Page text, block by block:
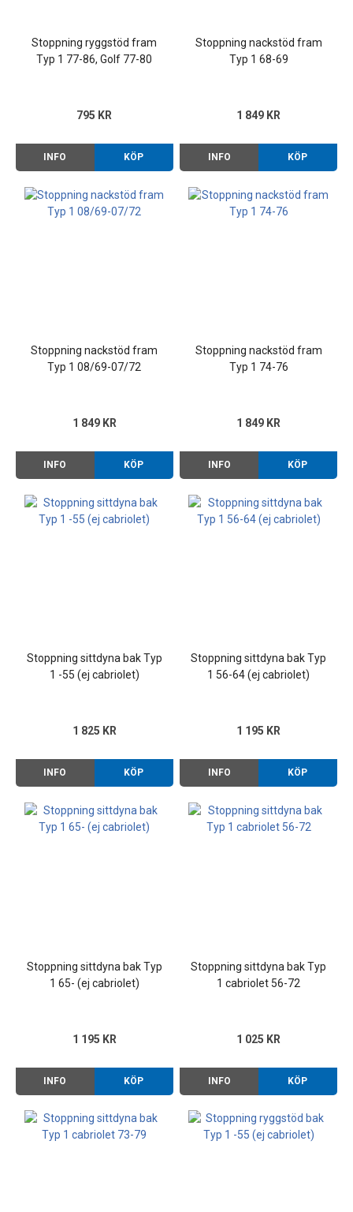
Stoppning ryggstöd fram
Typ 1 77-86, Golf 77-80
795 KR
INFO KÖP
Stoppning nackstöd fram
Typ 1 68-69
1 849 KR
INFO KÖP
Stoppning nackstöd fram
Typ 1 08/69-07/72
1 849 KR
INFO KÖP
Stoppning nackstöd fram
Typ 1 74-76
1 849 KR
INFO KÖP
Stoppning sittdyna bak Typ
1 -55 (ej cabriolet)
1 825 KR
INFO KÖP
Stoppning sittdyna bak Typ
1 56-64 (ej cabriolet)
1 195 KR
INFO KÖP
Stoppning sittdyna bak Typ
1 65- (ej cabriolet)
1 195 KR
INFO KÖP
Stoppning sittdyna bak Typ
1 cabriolet 56-72
1 025 KR
INFO KÖP